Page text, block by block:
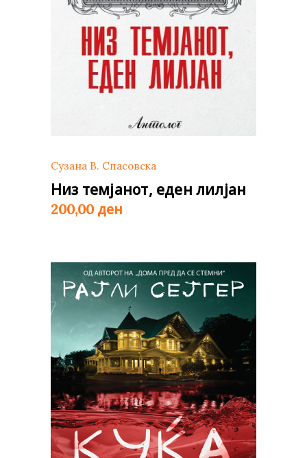
Сузана В. Спасовска
Низ темјанот, еден лилјан
200,00 ден